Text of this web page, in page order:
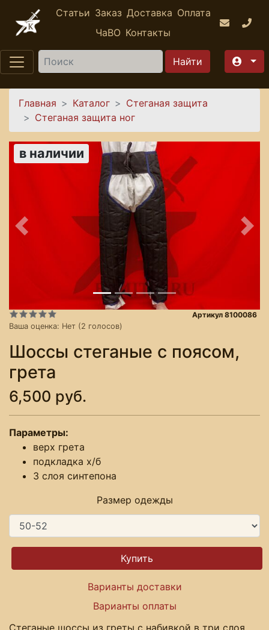
Перейти к основному содержанию
Статьи Заказ Доставка Оплата
ЧаВО Контакты
Найти
Вы здесь
Главная Каталог
Стеганая защита
Стеганая защита ног
в наличии
Предыдущее
Ваша оценка: Нет (2 голосов)
Артикул 8100086
Шоссы стеганые с поясом,
грета
6,500 руб.
Параметры:
верх грета
подкладка х/б
3 слоя синтепона
Размер одежды
Варианты доставки
Варианты оплаты
Стеганые шоссы из греты с набивкой в три слоя